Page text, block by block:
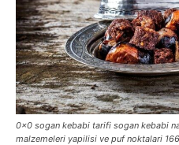
0x0 sogan kebabi tarifi sogan kebabi
malzemeleri yapilisi ve puf noktalari